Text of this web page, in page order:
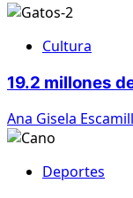
Cultura
19.2 millones
Ana Gisela
Deportes